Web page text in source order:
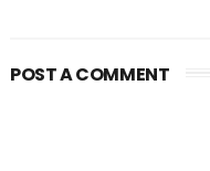
POST A COMMENT